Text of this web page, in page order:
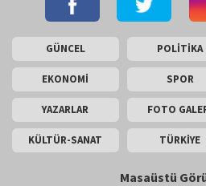
GÜNCEL POLİTİKA
EKONOMİ SPOR
YAZARLAR FOTO
KÜLTÜR-SANAT TÜRKİYE
Masaüstü